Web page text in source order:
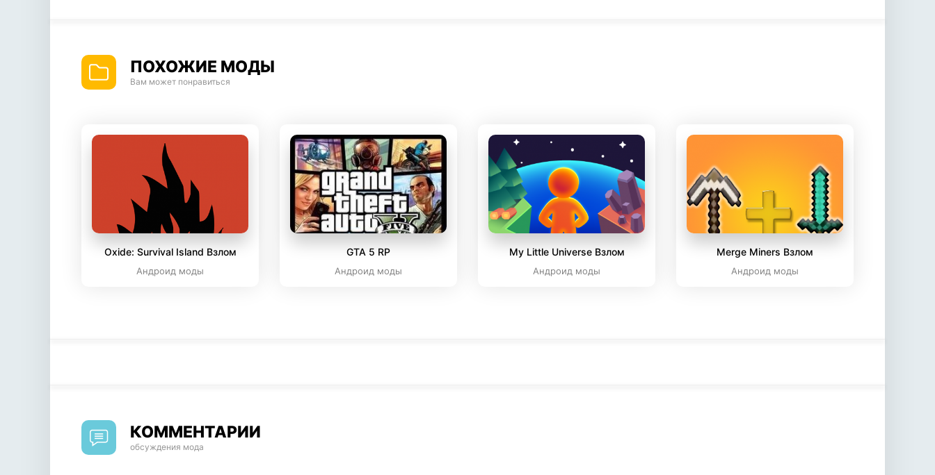
ПОХОЖИЕ МОДЫ
Вам может понравиться
Oxide: Survival Island Взлом
Андроид моды
GTA 5 RP
Андроид моды
My Little Universe Взлом
Андроид моды
Merge Miners Взлом
Андроид моды
КОММЕНТАРИИ
обсуждения мода